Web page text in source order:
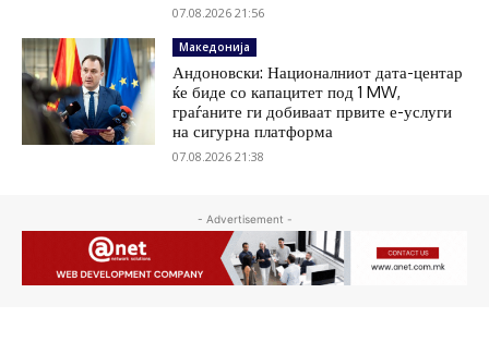
07.08.2026 21:56
Македонија
Андоновски: Националниот дата-центар
ќе биде со капацитет под 1 MW,
граѓаните ги добиваат првите е-услуги
на сигурна платформа
07.08.2026 21:38
- Advertisement -